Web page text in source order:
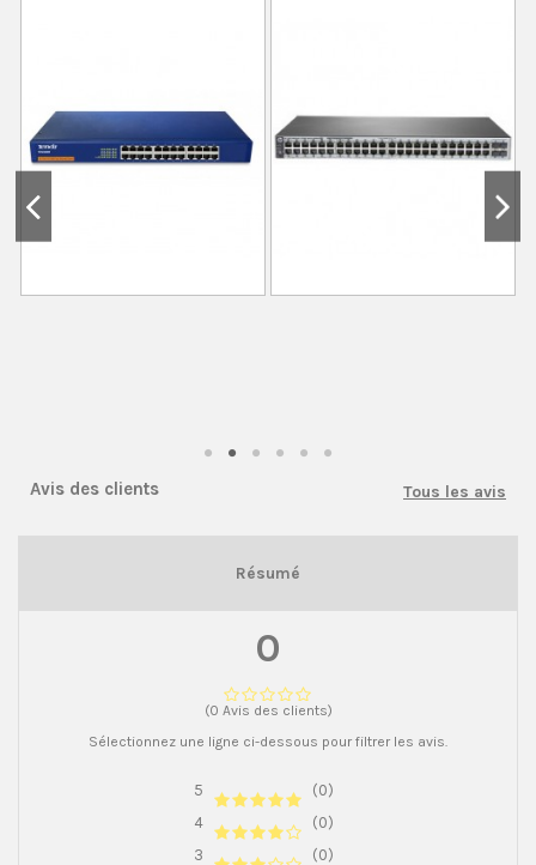
Avis des clients Tous les avis
Résumé
0
(0 Avis des clients)
Sélectionnez une ligne ci-dessous pour filtrer les avis.
5
(0)
4
(0)
3
(0)